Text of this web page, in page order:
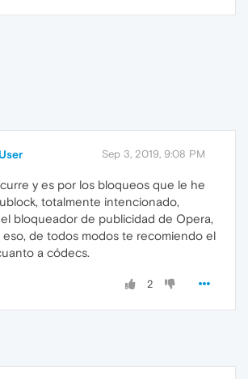
Sep 3, 2019, 9:08 PM
y es por los bloqueos que le he
totalmente intencionado,
bloqueador de publicidad de Opera,
eso, de todos modos te recomiendo el
a códecs.
2